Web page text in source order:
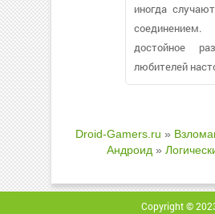
иногда
достойное
любителей
Droid-Gamers.ru »
Андроид »
Copyright ©